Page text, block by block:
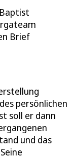
Brief
persönlichen
soll er dann
und das